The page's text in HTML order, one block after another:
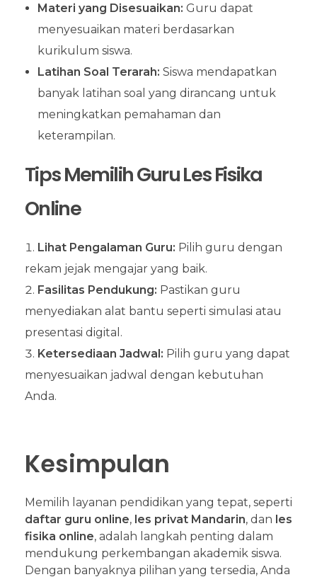
Materi yang Disesuaikan: Guru dapat
menyesuaikan materi berdasarkan
kurikulum siswa.
Latihan Soal Terarah: Siswa mendapatkan
banyak latihan soal yang dirancang untuk
meningkatkan pemahaman dan
keterampilan.
Tips Memilih Guru Les Fisika
Online
Lihat Pengalaman Guru: Pilih guru dengan
rekam jejak mengajar yang baik.
Fasilitas Pendukung: Pastikan guru
menyediakan alat bantu seperti simulasi atau
presentasi digital.
Ketersediaan Jadwal: Pilih guru yang dapat
menyesuaikan jadwal dengan kebutuhan
Anda.
Kesimpulan
Memilih layanan pendidikan yang tepat, seperti
daftar guru online, les privat Mandarin, dan les
fisika online, adalah langkah penting dalam
mendukung perkembangan akademik siswa.
Dengan banyaknya pilihan yang tersedia, Anda